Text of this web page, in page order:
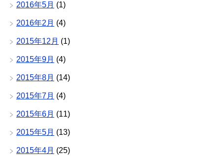
2016年5月 (1)
2016年2月 (4)
2015年12月 (1)
2015年9月 (4)
2015年8月 (14)
2015年7月 (4)
2015年6月 (11)
2015年5月 (13)
2015年4月 (25)